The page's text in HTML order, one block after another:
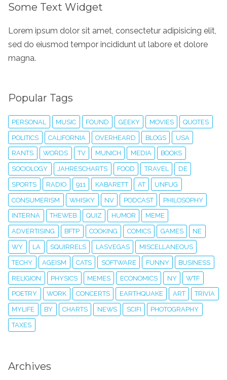
Some Text Widget
Lorem ipsum dolor sit amet, consectetur adipisicing elit,
sed do eiusmod tempor incididunt ut labore et dolore
magna.
Popular Tags
PERSONAL MUSIC FOUND GEEKY MOVIES QUOTES
POLITICS CALIFORNIA OVERHEARD BLOGS USA
RANTS WORDS TV MUNICH MEDIA BOOKS
SOCIOLOGY JAHRESCHARTS FOOD TRAVEL DE
SPORTS RADIO 911 KABARETT AT UNFUG
CONSUMERISM WHISKY NV PODCAST PHILOSOPHY
INTERNA THEWEB QUIZ HUMOR MEME
ADVERTISING BFTP COOKING COMICS GAMES NE
WY LA SQUIRRELS LASVEGAS MISCELLANEOUS
TECHY AGEISM CATS SOFTWARE FUNNY BUSINESS
RELIGION PHYSICS MEMES ECONOMICS NY WTF
POETRY WORK CONCERTS EARTHQUAKE ART TRIVIA
MYLIFE BY CHARTS NEWS SCIFI PHOTOGRAPHY
TAXES
Archives